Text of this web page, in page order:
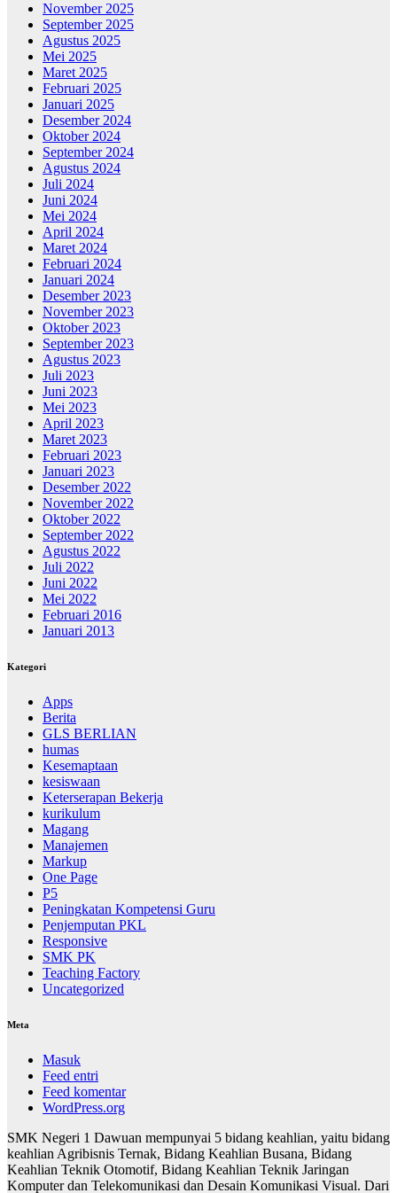
November 2025
September 2025
Agustus 2025
Mei 2025
Maret 2025
Februari 2025
Januari 2025
Desember 2024
Oktober 2024
September 2024
Agustus 2024
Juli 2024
Juni 2024
Mei 2024
April 2024
Maret 2024
Februari 2024
Januari 2024
Desember 2023
November 2023
Oktober 2023
September 2023
Agustus 2023
Juli 2023
Juni 2023
Mei 2023
April 2023
Maret 2023
Februari 2023
Januari 2023
Desember 2022
November 2022
Oktober 2022
September 2022
Agustus 2022
Juli 2022
Juni 2022
Mei 2022
Februari 2016
Januari 2013
Kategori
Apps
Berita
GLS BERLIAN
humas
Kesemaptaan
kesiswaan
Keterserapan Bekerja
kurikulum
Magang
Manajemen
Markup
One Page
P5
Peningkatan Kompetensi Guru
Penjemputan PKL
Responsive
SMK PK
Teaching Factory
Uncategorized
Meta
Masuk
Feed entri
Feed komentar
WordPress.org
SMK Negeri 1 Dawuan mempunyai 5 bidang keahlian, yaitu bidang
keahlian Agribisnis Ternak, Bidang Keahlian Busana, Bidang
Keahlian Teknik Otomotif, Bidang Keahlian Teknik Jaringan
Komputer dan Telekomunikasi dan Desain Komunikasi Visual. Dari